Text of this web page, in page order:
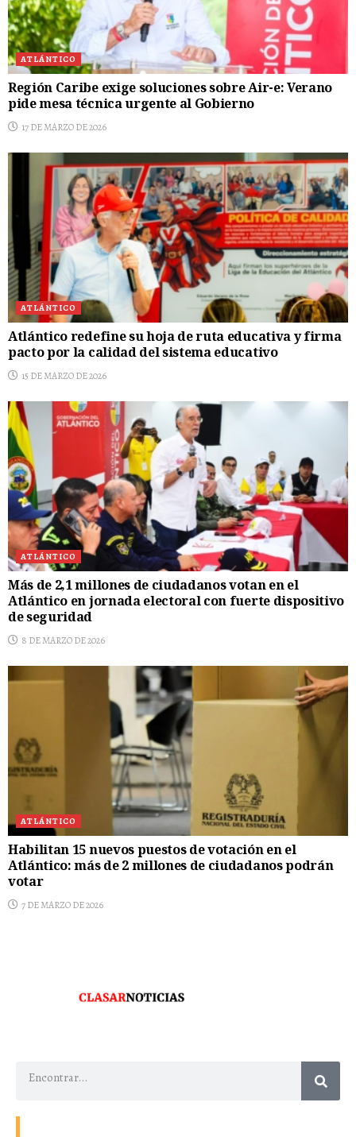
ATLÁNTICO
Región Caribe exige soluciones sobre Air-e: Verano
pide mesa técnica urgente al Gobierno
17 DE MARZO DE 2026
ATLÁNTICO
Atlántico redefine su hoja de ruta educativa y firma
pacto por la calidad del sistema educativo
15 DE MARZO DE 2026
ATLÁNTICO
Más de 2,1 millones de ciudadanos votan en el
Atlántico en jornada electoral con fuerte dispositivo
de seguridad
8 DE MARZO DE 2026
ATLÁNTICO
Habilitan 15 nuevos puestos de votación en el
Atlántico: más de 2 millones de ciudadanos podrán
votar
7 DE MARZO DE 2026